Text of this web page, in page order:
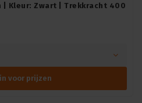
| Kleur: Zwart | Trekkracht 400
voor prijzen